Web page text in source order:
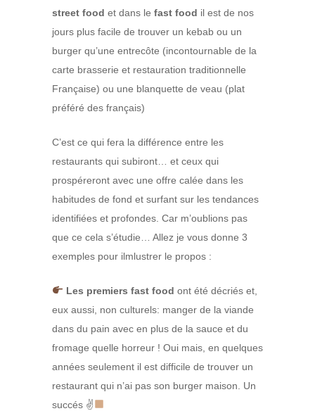
street food et dans le fast food il est de nos
jours plus facile de trouver un kebab ou un
burger qu’une entrecôte (incontournable de la
carte brasserie et restauration traditionnelle
Française) ou une blanquette de veau (plat
préféré des français)
C’est ce qui fera la différence entre les
restaurants qui subiront… et ceux qui
prospéreront avec une offre calée dans les
habitudes de fond et surfant sur les tendances
identifiées et profondes. Car m’oublions pas
que ce cela s’étudie… Allez je vous donne 3
exemples pour ilmlustrer le propos :
Les premiers fast food ont été décriés et,
eux aussi, non culturels: manger de la viande
dans du pain avec en plus de la sauce et du
fromage quelle horreur ! Oui mais, en quelques
années seulement il est difficile de trouver un
restaurant qui n’ai pas son burger maison. Un
succés ✌